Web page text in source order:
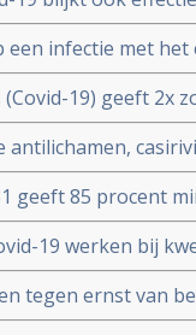
een infectie met
beschermt echter
uit Israel19) geeft 2x
de Alpha mutatie.
die zelf
geeft 85 procent
- COVID-
19 werken bij
uit groot
tegen ernst van